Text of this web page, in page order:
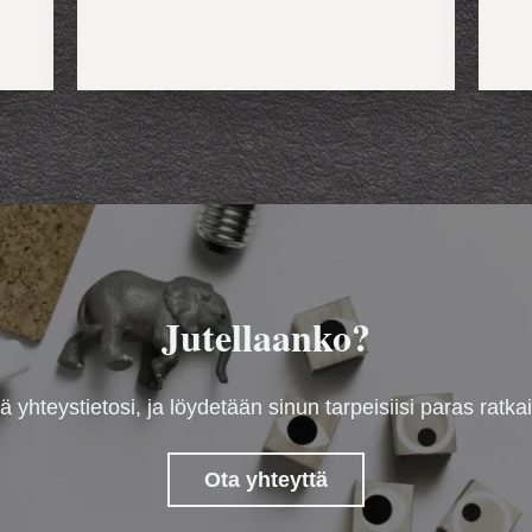
Jutellaanko?
yhteystietosi, ja löydetään sinun tarpeisiisi paras
Ota yhteyttä